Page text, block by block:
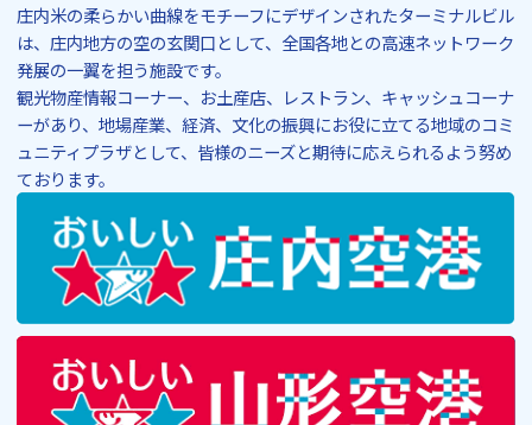
庄内米の柔らかい曲線をモチーフにデザインされたターミナルビル
は、庄内地方の空の玄関口として、全国各地との高速ネットワーク
発展の一翼を担う施設です。
観光物産情報コーナー、お土産店、レストラン、キャッシュコーナ
ーがあり、地場産業、経済、文化の振興にお役に立てる地域のコミ
ュニティプラザとして、皆様のニーズと期待に応えられるよう努め
ております。